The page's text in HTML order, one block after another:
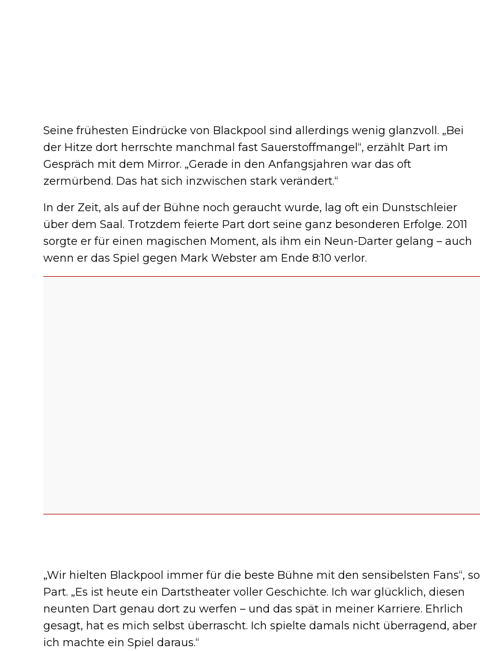
Seine frühesten Eindrücke von Blackpool sind allerdings wenig glanzvoll. „Bei
der Hitze dort herrschte manchmal fast Sauerstoffmangel“, erzählt Part im
Gespräch mit dem Mirror. „Gerade in den Anfangsjahren war das oft
zermürbend. Das hat sich inzwischen stark verändert.“
In der Zeit, als auf der Bühne noch geraucht wurde, lag oft ein Dunstschleier
über dem Saal. Trotzdem feierte Part dort seine ganz besonderen Erfolge. 2011
sorgte er für einen magischen Moment, als ihm ein Neun-Darter gelang – auch
wenn er das Spiel gegen Mark Webster am Ende 8:10 verlor.
„Wir hielten Blackpool immer für die beste Bühne mit den sensibelsten Fans“, so
Part. „Es ist heute ein Dartstheater voller Geschichte. Ich war glücklich, diesen
neunten Dart genau dort zu werfen – und das spät in meiner Karriere. Ehrlich
gesagt, hat es mich selbst überrascht. Ich spielte damals nicht überragend, aber
ich machte ein Spiel daraus.“